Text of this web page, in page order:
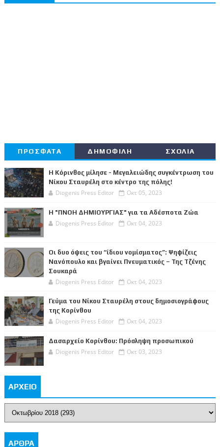
ΠΡΟΣΦΑΤΑ ΔΗΜΟΦΙΛΗ ΣΧΟΛΙΑ
Η Κόρινθος μίλησε - Μεγαλειώδης συγκέντρωση του
Νίκου Σταυρέλη στο κέντρο της πόλης!
Diogenis Press Editor Οκτ 05, 2023
Η "ΠΝΟΗ ΔΗΜΙΟΥΡΓΙΑΣ" για τα Αδέσποτα Ζώα
Diogenis Press Editor Οκτ 04, 2023
Οι δυο όψεις του “ίδιου νομίσματος”: Ψηφίζεις
Νανόπουλο και βγαίνει Πνευματικός – Της Τζένης
Σουκαρά
Diogenis Press Editor Οκτ 04, 2023
Γεύμα του Νίκου Σταυρέλη στους δημοσιογράφους
της Κορίνθου
Diogenis Press Editor Οκτ 04, 2023
Δασαρχείο Κορίνθου: Πρόσληψη προσωπικού
Diogenis Press Editor Οκτ 03, 2023
ΑΡΧΕΙΟ
ΑΡΘΡΑ